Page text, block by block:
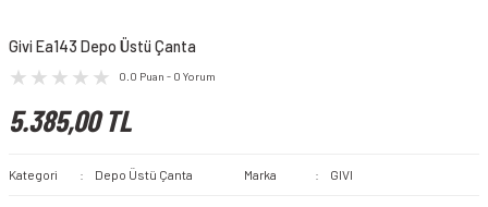
Givi Ea143 Depo Üstü Çanta
0.0 Puan - 0 Yorum
5.385,00 TL
Kategori Depo Üstü Çanta Marka GIVI